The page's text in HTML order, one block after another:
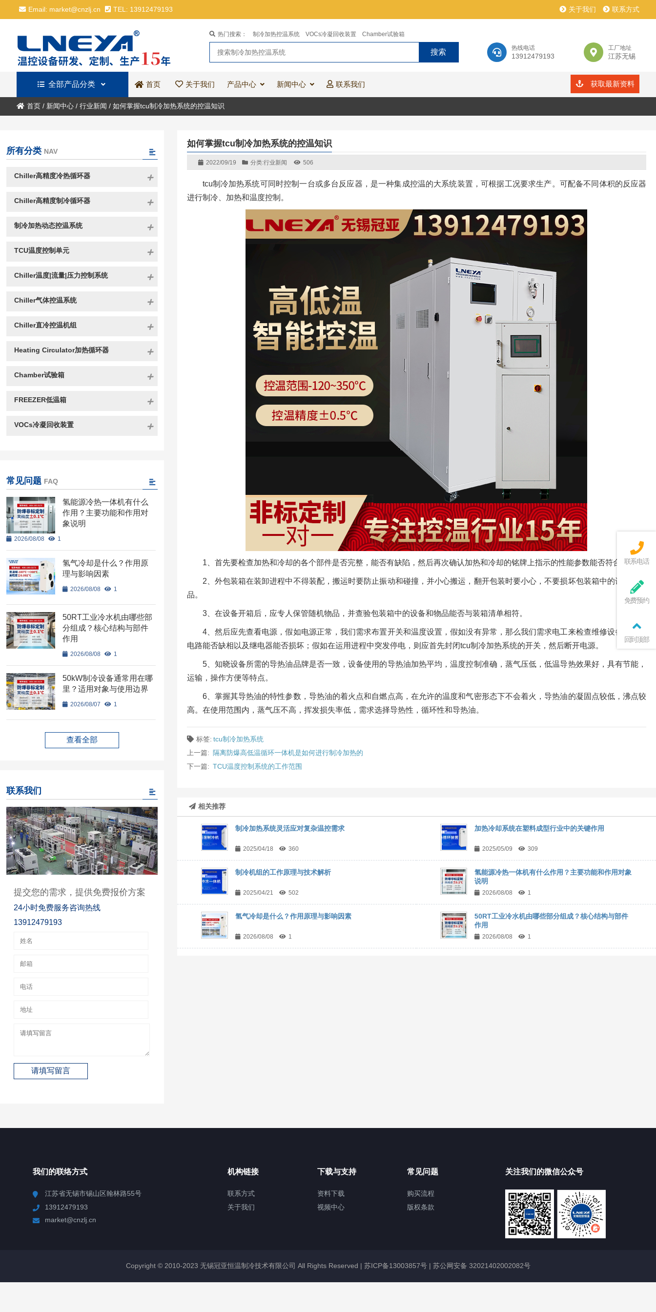
Email: market@cnzlj.cn TEL: 13912479193 关于我们 联系方式
热线电话
13912479193
工厂地址
江苏无锡
热门搜索： 制冷加热控温系统 VOCs冷凝回收装置 Chamber试验箱
全部产品分类 首页 关于我们 产品中心 新闻中心 联系我们 获取最新资料
首页/ 新闻中心/ 行业新闻 / 如何掌握tcu制冷加热系统的控温知识
如何掌握tcu制冷加热系统的控温知识
2022/09/19 分类:行业新闻 506
tcu制冷加热系统可同时控制一台或多台反应器，是一种集成控温的大系统装置，可根据工况要求生产。可配备不同体积的反应器
进行制冷、加热和温度控制。
1、首先要检查加热和冷却的各个部件是否完整，能否有缺陷，然后再次确认加热和冷却的铭牌上指示的性能参数能否符合要求。
2、外包装箱在装卸进程中不得装配，搬运时要防止振动和碰撞，并小心搬运，翻开包装时要小心，不要损坏包装箱中的设备和物
品。
3、在设备开箱后，应专人保管随机物品，并查验包装箱中的设备和物品能否与装箱清单相符。
4、然后应先查看电源，假如电源正常，我们需求布置开关和温度设置，假如没有异常，那么我们需求电工来检查维修设备，查看
电路能否缺相以及继电器能否损坏；假如在运用进程中突发停电，则应首先封闭tcu制冷加热系统的开关，然后断开电源。
5、知晓设备所需的导热油品牌是否一致，设备使用的导热油加热平均，温度控制准确，蒸气压低，低温导热效果好，具有节能，
运输，操作方便等特点。
6、掌握其导热油的特性参数，导热油的着火点和自燃点高，在允许的温度和气密形态下不会着火，导热油的凝固点较低，沸点较
高。在使用范围内，蒸气压不高，挥发损失率低，需求选择导热性，循环性和导热油。
标签: tcu制冷加热系统
上一篇:
隔离防爆高低温循环一体机是如何进行制冷加热的
下一篇: TCU温度控制系统的工作范围
相关推荐
制冷加热系统灵活应对复杂温控需求
2025/04/18 360
加热冷却系统在塑料成型行业中的关键作用
2025/05/09 309
制冷机组的工作原理与技术解析
2025/04/21 502
氢能源冷热一体机有什么作用？主要功能和作用对象
说明
2026/08/08 1
氢气冷却是什么？作用原理与影响因素
2026/08/08 1
50RT工业冷水机由哪些部分组成？核心结构与部件
作用
2026/08/08 1
所有分类 NAV
Chiller高精度冷热循环器
Chiller高精度制冷循环器
制冷加热动态控温系统
TCU温度控制单元
Chiller温度|流量|压力控制系统
Chiller气体控温系统
Chiller直冷控温机组
Heating Circulator加热循环器
Chamber试验箱
FREEZER低温箱
VOCs冷凝回收装置
常见问题 FAQ
氢能源冷热一体机有什么
作用？主要功能和作用对
象说明
2026/08/08 1
氢气冷却是什么？作用原
理与影响因素
2026/08/08 1
50RT工业冷水机由哪些部
分组成？核心结构与部件
作用
2026/08/08 1
50kW制冷设备通常用在哪
里？适用对象与使用边界
2026/08/07 1
查看全部
联系我们
提交您的需求，提供免费报价方案
24小时免费服务咨询热线
13912479193
我们的联络方式
江苏省无锡市锡山区翰林路55号
13912479193
market@cnzlj.cn
机构链接
联系方式
关于我们
下载与支持
资料下载
视频中心
常见问题
购买流程
版权条款
关注我们的微信公众号
Copyright © 2010-2023 无锡冠亚恒温制冷技术有限公司 All Rights Reserved | 苏ICP备13003857号| 苏公网安备 32021402002082号
联系电话
免费预约
回到顶部